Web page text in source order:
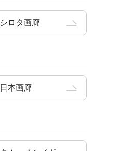
シロタ画廊
日本画廊